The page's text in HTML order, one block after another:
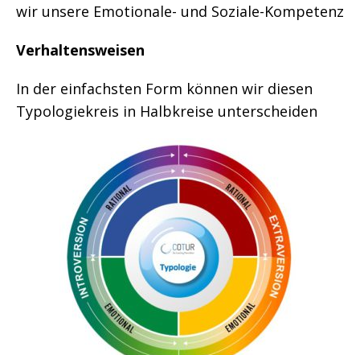
wir unsere Emotionale- und Soziale-Kompetenz
Verhaltensweisen
In der einfachsten Form können wir diesen
Typologiekreis in Halbkreise unterscheiden